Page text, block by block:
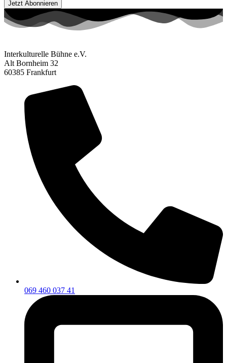
Jetzt Abonnieren
Interkulturelle Bühne e.V.
Alt Bornheim 32
60385 Frankfurt
069 460 037 41